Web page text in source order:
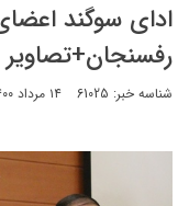
ادای سوگند
رفسنجان+تصاویر
شناسه خبر: 61025 ۱۴ مرداد ۱۴۰۰